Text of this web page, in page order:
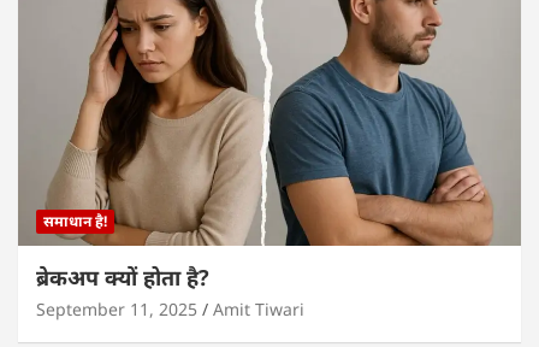
समाधान है!
ब्रेकअप क्यों होता है?
September 11, 2025 Amit Tiwari